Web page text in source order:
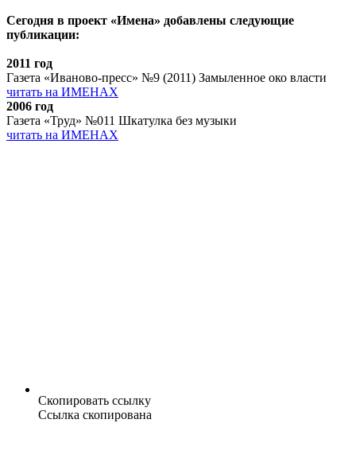
Сегодня в проект «Имена» добавлены следующие
публикации:
2011 год
Газета «Иваново-пресс» №9 (2011) Замыленное око власти
читать на ИМЕНАХ
2006 год
Газета «Труд» №011 Шкатулка без музыки
читать на ИМЕНАХ
Скопировать ссылку
Ссылка скопирована